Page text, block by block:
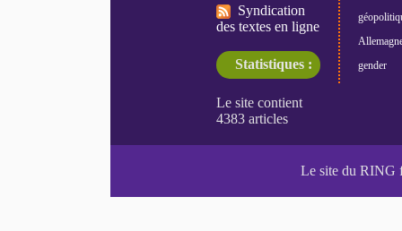
Syndication
des textes en ligne
Statistiques :
gender
Le site du RING